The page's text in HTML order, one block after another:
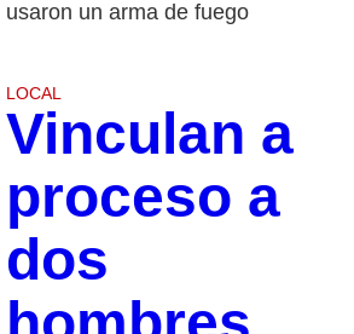
usaron un arma de fuego
LOCAL
Vinculan a
proceso a
dos